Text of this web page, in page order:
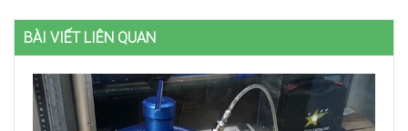
BÀI VIẾT LIÊN QUAN